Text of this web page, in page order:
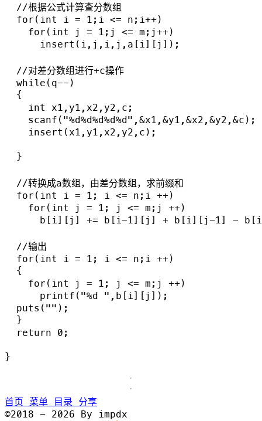
  //根据公式计算查分数组
  for(int i = 1;i <= n;i++)
    for(int j = 1;j <= m;j++)
      insert(i,j,i,j,a[i][j]);
  //对差分数组进行+c操作
  while(q--)
  {
    int x1,y1,x2,y2,c;
    scanf("%d%d%d%d%d",&x1,&y1,&x2,&y2,&c);
    insert(x1,y1,x2,y2,c);
  }
  //转换成a数组，由差分数组，求前缀和
  for(int i = 1; i <= n;i ++)
    for(int j = 1; j <= m;j ++)
b[i][j] += b[i-1][j] + b[i][j-1] -
  //输出
  for(int i = 1; i <= n;i ++)
  {
    for(int j = 1; j <= m;j ++)
      printf("%d ",b[i][j]);
  puts("");
  }
  return 0;
首页 菜单 目录 分享
©2018 - 2026 By impdx